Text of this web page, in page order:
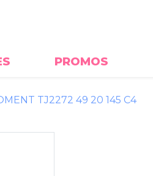
PROMOS
TJ2272 49 20 145 C4